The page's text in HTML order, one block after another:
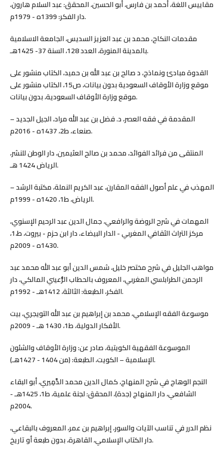
مقاييس اللغة، أحمد بن فارس، أبو الحسين، المحقق: عبد السلام هارون،
دار الفكر: 1399ه - 1979م.
مقدمات النكاح، محمد بن عبد العزيز السديس، الجامعة الاسلامية
بالمدينة المنورة، العدد 128، السنة 37- 1425هـ.
القدوة مبادئ ونماذج، د صالح بن عبد الله بن حميد، الكتاب منشور على
موقع وزارة الأوقاف السعودية بدون بيانات، ص15، الكتاب منشور على
موقع وزارة الأوقاف السعودية، بدون بيانات.
المقدمة في فقه العصر، د. فضل بن عبد الله مراد، الجيل الجديد –
صنعاء، ط2، 1437ه - 2016م.
المنتقى من فرائد الفوائد، محمد بن صالح العثيمين، دار الوطن للنشر،
الرياض 1424 هـ.
المهذب في علم أصول الفقه المقارن، عبد الكريم النملة، مكتبة الرشد –
الرياض، ط1، 1420ه - 1999م.
المهمات في شرح الروضة والرافعي، جمال الدين عبد الرحيم الإسنوي،
مركز التراث الثقافي المغربي - الدار البيضاء، دار ابن حزم - بيروت، ط،1،
1430ه - 2009م.
مواهب الجليل في شرح مختصر خليل، شمس الدين أبو عبد الله محمد عبد
الرحمن الطرابلسي المغربي، المعروف بالحطاب الرُّعيني المالكي، دار
الفكر، الطبعة: الثالثة، 1412هـ - 1992م.
موسوعة الفقه الإسلامي، محمد بن إبراهيم بن عبد الله التويجري، بيت
الأفكار الدولية، ط1، 1430 هـ - 2009م.
الموسوعة الفقهية الكويتية، صادر عن: وزارة الأوقاف والشئون
الإسلامية – الكويت، الطبعة: (من 1404 - 1427هـ).
النجم الوهاج في شرح المنهاج، كمال الدين محمد الدَّمِيري، أبو البقاء
الشافعي، دار المنهاج (جدة)، المحقق: لجنة علمية، ط1، 1425هـ -
2004م.
نظم الدرر في تناسب الآيات والسور، إبراهيم بن عمر، المعروف بالبقاعي،
دار الكتاب الإسلامي، القاهرة، بدون طبعة أو تاريخ.